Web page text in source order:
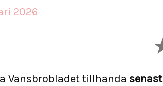
2026
Vansbrobladet tillhanda senast